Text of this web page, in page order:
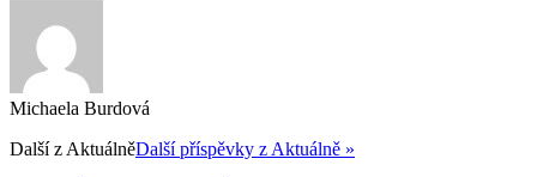
Michaela Burdová
Další z AktuálněDalší příspěvky z Aktuálně »